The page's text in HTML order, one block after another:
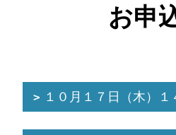
お申
１０月１７日（木）１